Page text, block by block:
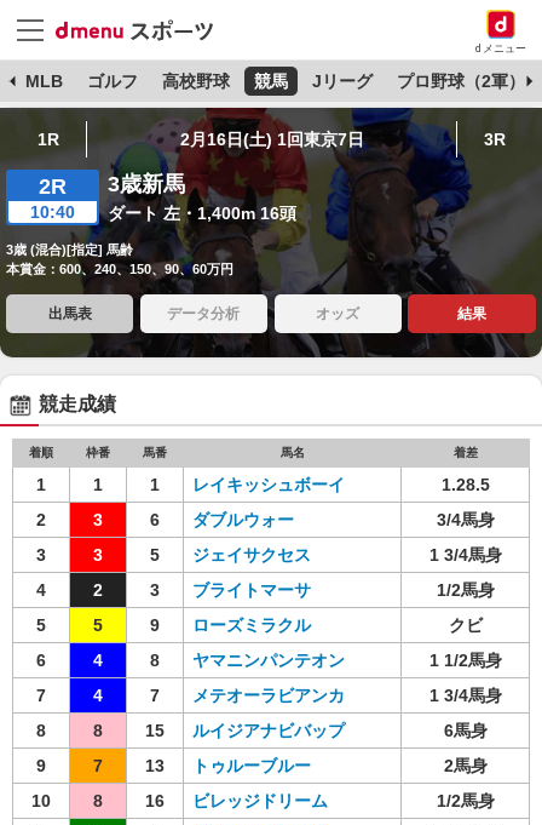
dメニュー
MLB ゴルフ 高校野球 競馬 Jリーグ プロ野球（2軍）
1R 2月16日(土) 1回東京7日 3R
2R
10:40
3歳新馬
ダート 左・1,400m 16頭
3歳 (混合)[指定] 馬齢
本賞金：600、240、150、90、60万円
出馬表 データ分析 オッズ 結果
競走成績
着順 枠番 馬番 馬名 着差
1 1 1 レイキッシュボーイ
1.28.5
2
3 6 ダブルウォー
3/4馬身
3
3 5 ジェイサクセス
1 3/4馬身
4
2 3 ブライトマーサ
1/2馬身
5
5 9 ローズミラクル
クビ
6
4 8 ヤマニンパンテオン
1 1/2馬身
7
4 7 メテオーラビアンカ
1 3/4馬身
8
8 15 ルイジアナビバップ
6馬身
9
7 13 トゥルーブルー
2馬身
10
8 16 ビレッジドリーム
1/2馬身